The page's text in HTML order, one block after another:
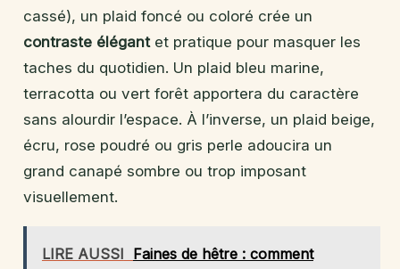
cassé), un plaid foncé ou coloré crée un
contraste élégant et pratique pour masquer les
taches du quotidien. Un plaid bleu marine,
terracotta ou vert forêt apportera du caractère
sans alourdir l’espace. À l’inverse, un plaid beige,
écru, rose poudré ou gris perle adoucira un
grand canapé sombre ou trop imposant
visuellement.
LIRE AUSSI Faines de hêtre : comment